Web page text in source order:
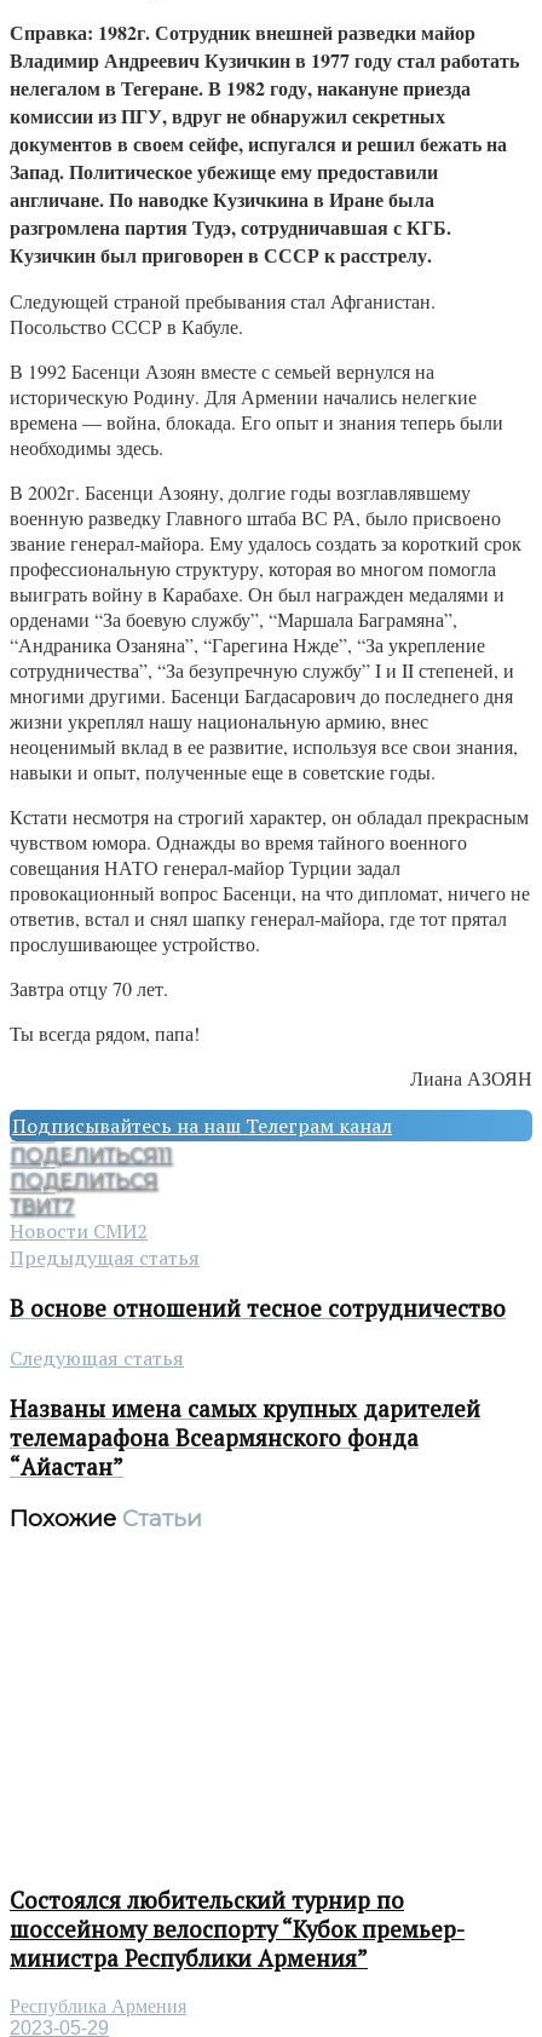
Справка: 1982г. Сотрудник внешней разведки майор
Владимир Андреевич Кузичкин в 1977 году стал работать
нелегалом в Тегеране. В 1982 году, накануне приезда
комиссии из ПГУ, вдруг не обнаружил секретных
документов в своем сейфе, испугался и решил бежать на
Запад. Политическое убежище ему предоставили
англичане. По наводке Кузичкина в Иране была
разгромлена партия Тудэ, сотрудничавшая с КГБ.
Кузичкин был приговорен в СССР к расстрелу.
Следующей страной пребывания стал Афганистан.
Посольство СССР в Кабуле.
В 1992 Басенци Азоян вместе с семьей вернулся на
историческую Родину. Для Армении начались нелегкие
времена — война, блокада. Его опыт и знания теперь были
необходимы здесь.
В 2002г. Басенци Азояну, долгие годы возглавлявшему
военную разведку Главного штаба ВС РА, было присвоено
звание генерал-майора. Ему удалось создать за короткий срок
профессиональную структуру, которая во многом помогла
выиграть войну в Карабахе. Он был награжден медалями и
орденами “За боевую службу”, “Маршала Баграмяна”,
“Андраника Озаняна”, “Гарегина Нжде”, “За укрепление
сотрудничества”, “За безупречную службу” I и II степеней, и
многими другими. Басенци Багдасарович до последнего дня
жизни укреплял нашу национальную армию, внес
неоценимый вклад в ее развитие, используя все свои знания,
навыки и опыт, полученные еще в советские годы.
Кстати несмотря на строгий характер, он обладал прекрасным
чувством юмора. Однажды во время тайного военного
совещания НАТО генерал-майор Турции задал
провокационный вопрос Басенци, на что дипломат, ничего не
ответив, встал и снял шапку генерал-майора, где тот прятал
прослушивающее устройство.
Завтра отцу 70 лет.
Ты всегда рядом, папа!
Лиана АЗОЯН
Подписывайтесь на наш Телеграм канал
ПОДЕЛИТЬСЯ11
ПОДЕЛИТЬСЯ
ТВИТ7
Новости СМИ2
Предыдущая статья
В основе отношений тесное сотрудничество
Следующая статья
Названы имена самых крупных дарителей
телемарафона Всеармянского фонда
“Айастан”
Похожие Статьи
Состоялся любительский турнир по
шоссейному велоспорту “Кубок премьер-
министра Республики Армения”
Республика Армения
2023-05-29